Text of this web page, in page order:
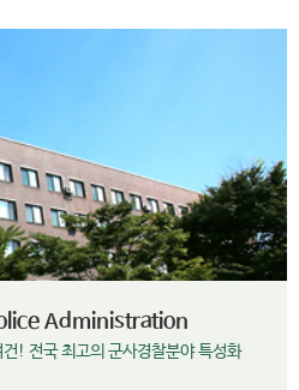
Administration
! 전국 최고의 군사경찰분야 특성화